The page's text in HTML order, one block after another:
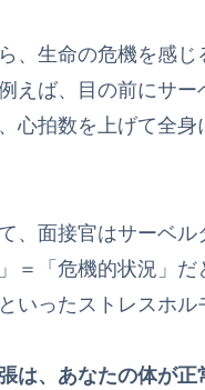
、生命の危機を感
えば、目の前にサ
心拍数を上げて全
、面接官はサーベ
＝「危機的状況」
いったストレスホ
は、あなたの体が